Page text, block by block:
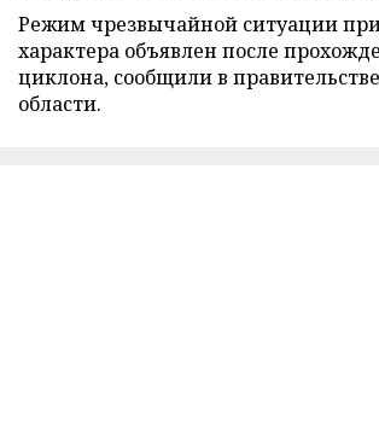
Режим чрезвычайной ситуации
характера объявлен после
циклона, сообщили в
области.